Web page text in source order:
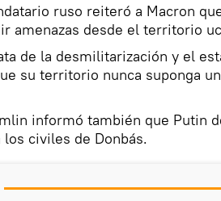
ruso reiteró a Macron
amenazas desde el territorio
de la desmilitarización y el
su territorio nunca suponga
informó también que Putin
los civiles de Donbás.